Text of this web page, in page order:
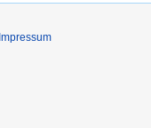
Impressum